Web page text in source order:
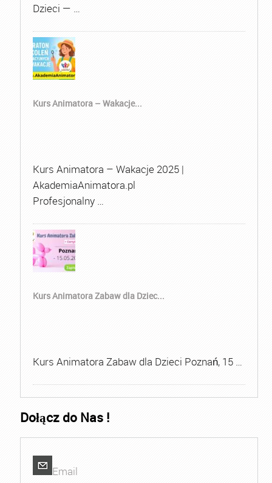
Dzieci — …
Kurs Animatora – Wakacje...
Kurs Animatora – Wakacje 2025 |
AkademiaAnimatora.pl
Profesjonalny …
Kurs Animatora Zabaw dla Dziec...
Kurs Animatora Zabaw dla Dzieci Poznań, 15 …
Dołącz do Nas !
Email